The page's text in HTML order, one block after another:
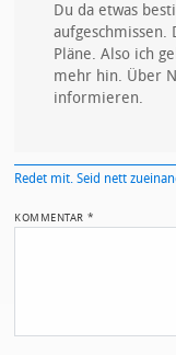
Du da etwas
aufgeschmissen.
Pläne. Also ich
mehr hin. Über
informieren.
Redet mit. Seid nett
KOMMENTAR*